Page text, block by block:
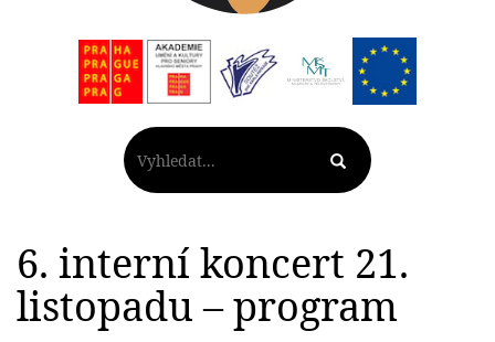
6. interní koncert 21.
listopadu – program